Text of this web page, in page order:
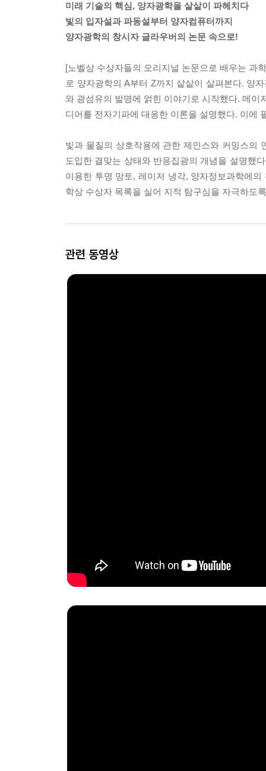
미래 기술의 핵심, 양자광학을 샅샅이 파헤치다
빛의 입자설과 파동설부터 양자컴퓨터까지
양자광학의 창시자 글라우버의 논문 속으로!
[노벨상 수상자들의 오리지널 논문으로 배우는 과
로 양자광학의 A부터 Z까지 샅샅이 살펴본다. 양
와 광섬유의 발명에 얽힌 이야기로 시작했다. 메
디어를 전자기파에 대응한 이론을 설명했다. 이에
빛과 물질의 상호작용에 관한 제인스와 커밍스의
도입한 결맞는 상태와 반응집광의 개념을 설명했
이용한 투명 망토, 레이저 냉각, 양자정보과학에
학상 수상자 목록을 실어 지적 탐구심을 자극하도
관련 동영상